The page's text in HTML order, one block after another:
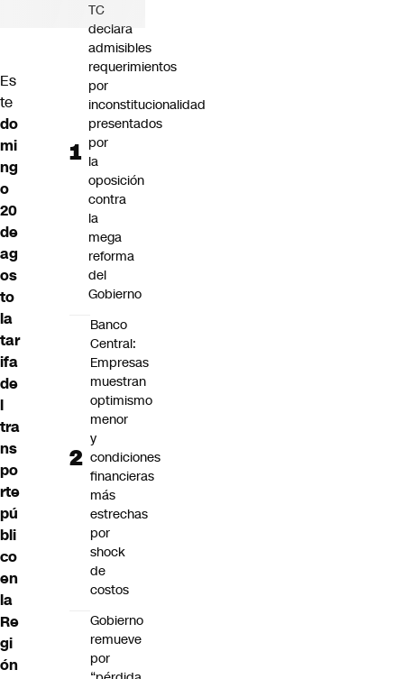
Es
te
do
mi
ng
o
20
de
ag
os
to
la
tar
ifa
de
l
tra
ns
po
rte
pú
bli
co
en
la
Re
gi
ón
TC
declara
admisibles
requerimientos
por
inconstitucionalidad
presentados
por
la
oposición
contra
la
mega
reforma
del
Gobierno
Banco
Central:
Empresas
muestran
optimismo
menor
y
condiciones
financieras
más
estrechas
por
shock
de
costos
Gobierno
remueve
por